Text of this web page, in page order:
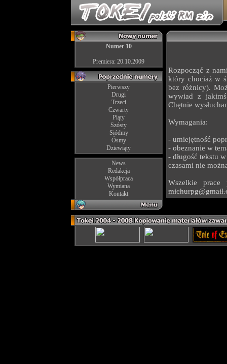
Numer 10
Premiera: 20.10.2009
Pierwszy
Drugi
Trzeci
Czwarty
Piąty
Szósty
Siódmy
Ósmy
Dziewiąty
News
Redakcja
Współpraca
Wymiana
Kontakt
Rozpocząć z
który chociaż w
bez różnicy).
wywiad z
Chętnie
Wymagania:
- umiejętność
- obeznanie w
- długość tekstu
czasami nie
Wszelkie